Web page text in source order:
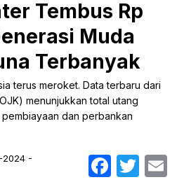
Tembus Rp
Muda
Terbanyak
terus meroket. Data terbaru dari
menunjukkan total utang
dan perbankan
2024 -